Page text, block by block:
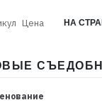
Цена НА